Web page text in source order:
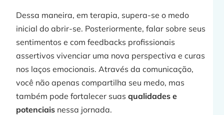
Dessa maneira, em terapia, supera-se o medo
inicial do abrir-se. Posteriormente, falar sobre seus
sentimentos e com feedbacks profissionais
assertivos vivenciar uma nova perspectiva e curas
nos laços emocionais. Através da comunicação,
você não apenas compartilha seu medo, mas
também pode fortalecer suasqualidades e
potenciais nessa jornada.